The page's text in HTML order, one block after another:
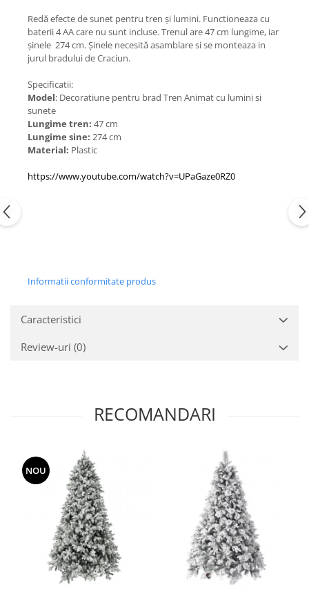
Redă efecte de sunet pentru tren și lumini. Functioneaza cu
baterii 4 AA care nu sunt incluse. Trenul are 47 cm lungime, iar
șinele 274 cm. Șinele necesită asamblare si se monteaza in
jurul bradului de Craciun.
Specificatii:
Model: Decoratiune pentru brad Tren Animat cu lumini si
sunete
Lungime tren: 47 cm
Lungime sine: 274 cm
Material: Plastic
https://www.youtube.com/watch?v=UPaGaze0RZ0
Informatii conformitate produs
Caracteristici
Review-uri (0)
RECOMANDARI
NOU